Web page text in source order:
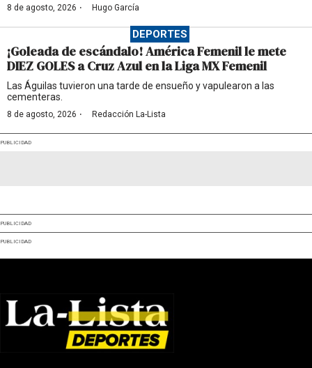
8 de agosto, 2026 · Hugo García
DEPORTES
¡Goleada de escándalo! América Femenil le mete
DIEZ GOLES a Cruz Azul en la Liga MX Femenil
Las Águilas tuvieron una tarde de ensueño y vapulearon a las
cementeras.
8 de agosto, 2026 · Redacción La-Lista
PUBLICIDAD
PUBLICIDAD
PUBLICIDAD